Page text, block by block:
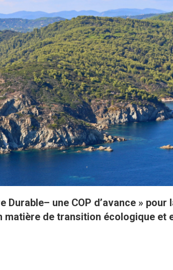
une COP d’avance » pour
de transition écologique et